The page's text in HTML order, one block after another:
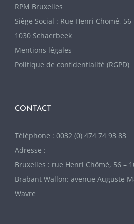
RPM Bruxelles
Siège Social : Rue Henri Chomé, 56
1030 Schaerbeek
Mentions légales
Politique de confidentialité (RGPD)
CONTACT
Téléphone : 0032 (0) 474 74 93 83
Adresse :
Bruxelles : rue Henri Chômé, 56 –
Brabant Wallon: avenue Auguste
Wavre